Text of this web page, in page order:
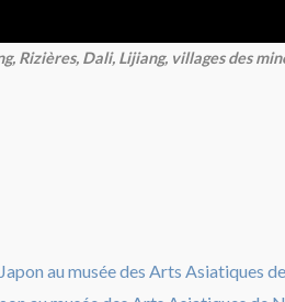
Rizières, Dali, Lijiang, villages des